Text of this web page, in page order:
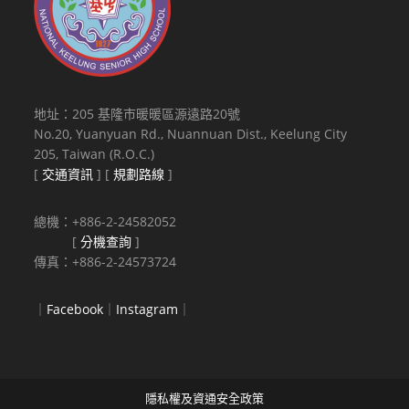
地址：205 基隆市暖暖區源遠路20號
No.20, Yuanyuan Rd., Nuannuan Dist., Keelung City
205, Taiwan (R.O.C.)
[ 交通資訊 ] [規劃路線 ]
總機：+886-2-24582052
[分機查詢 ]
傳真：+886-2-24573724
｜ Facebook ｜ Instagram ｜
隱私權及資通安全政策